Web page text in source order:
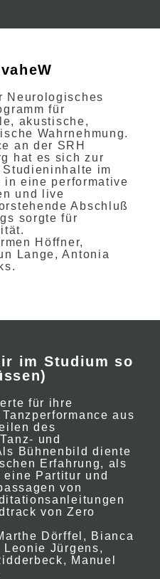
Neurologisches
für
akustische,
Wahrnehmung.
an der SRH
hat es sich zur
im
eine performative
und live
Abschluß
sorgte für
Höffner,
Lange, Antonia
im Studium so
für ihre
aus
des
und
Bühnenbild diente
Erfahrung, als
eine Partitur und
von
von Zero
Dörffel, Bianca
Leonie Jürgens,
Manuel